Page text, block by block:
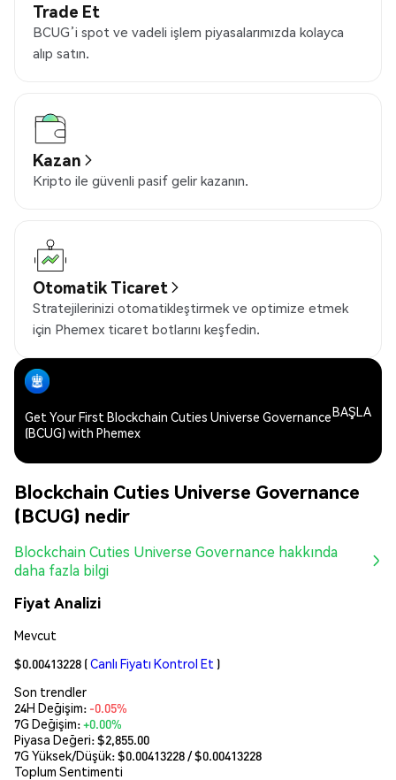
Trade Et
BCUG’i spot ve vadeli işlem piyasalarımızda kolayca
alıp satın.
Kazan
Kripto ile güvenli pasif gelir kazanın.
Otomatik Ticaret
Stratejilerinizi otomatikleştirmek ve optimize etmek
için Phemex ticaret botlarını keşfedin.
Get Your First Blockchain Cuties Universe Governance
(BCUG) with Phemex
BAŞLA
Blockchain Cuties Universe Governance
(BCUG) nedir
Blockchain Cuties Universe Governance hakkında
daha fazla bilgi
Fiyat Analizi
Mevcut
$0.00413228 (Canlı Fiyatı Kontrol Et )
Son trendler
24H Değişim: -0.05%
7G Değişim:+0.00%
Piyasa Değeri:$2,855.00
7G Yüksek/Düşük: $0.00413228/ $0.00413228
Toplum Sentimenti